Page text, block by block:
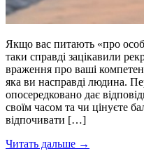
Якщо вас питають «про
таки справді зацікавили
враження про ваші
яка ви насправді людина.
опосередковано дає
своїм часом та чи цінуєте
відпочивати […]
Читать дальше →